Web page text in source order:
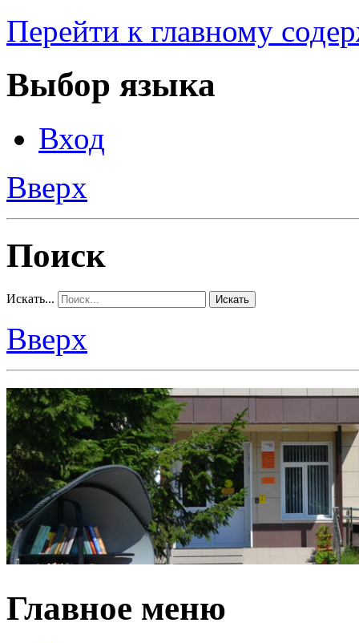
Перейти к главному
Выбор языка
Вход
Вверх
Поиск
Искать... Искать
Вверх
Главное меню